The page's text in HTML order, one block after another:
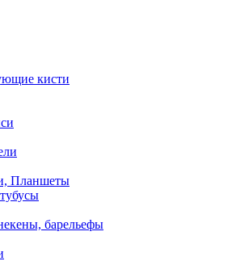
кисти
Планшеты
барельефы